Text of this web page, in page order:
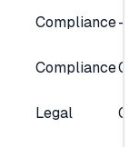
Compliance—
Compliance
Legal